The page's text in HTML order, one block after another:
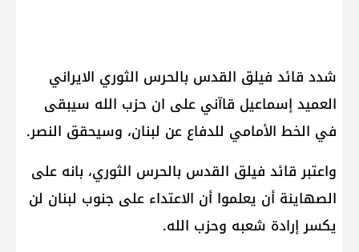
شدد قائد فيلق القدس بالحرس الثوري الايراني
العميد ​إسماعيل قاآني​ على ان ​حزب الله​ سيبقى
في الخط الأمامي للدفاع عن لبنان، وسيحقق النصر.
واعتبر قائد فيلق القدس بالحرس الثوري، بانه على
الصهاينة أن يعلموا أن الاعتداء على جنوب لبنان لن
يكسر إرادة شعبه وحزب الله.